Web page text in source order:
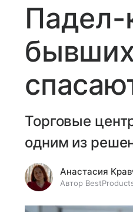
Падел-
Торговые
одним из
Анастасия
Автор